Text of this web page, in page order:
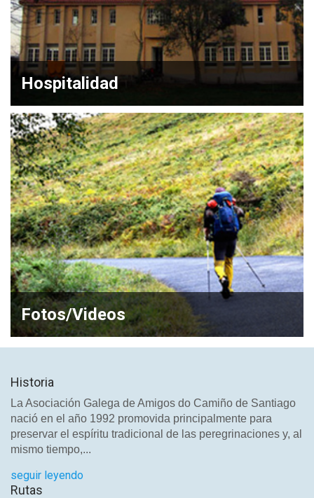
Hospitalidad
Fotos/Videos
Historia
La Asociación Galega de Amigos do Camiño de Santiago
nació en el año 1992 promovida principalmente para
preservar el espíritu tradicional de las peregrinaciones y, al
mismo tiempo,...
seguir leyendo
Rutas